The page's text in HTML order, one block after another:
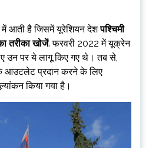
में आती है जिसमें यूरेशियन देशपश्चिमी
तरीका खोजें. फरवरी 2022 में यूक्रेन
पर ये लागू किए गए थे। तब से,
आउटलेट प्रदान करने के लिए
किया गया है।